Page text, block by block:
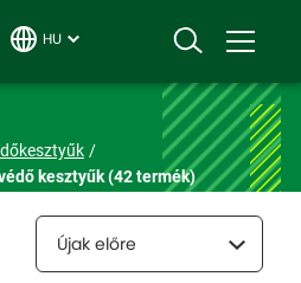
HU
kesztyűk(42 termék)
Újak előre